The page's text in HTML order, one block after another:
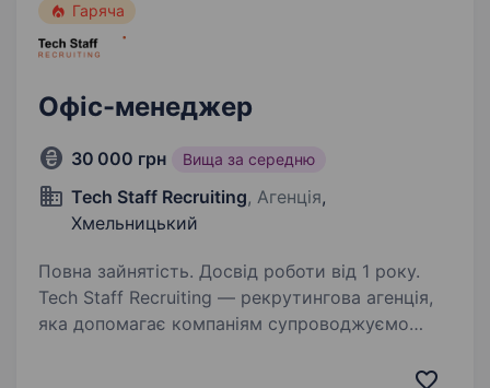
Гаряча
Офіс-менеджер
30 000 грн Вища за середню
Tech Staff Recruiting, Агенція,
Хмельницький
Повна зайнятість. Досвід роботи від 1 року.
Tech Staff Recruiting — рекрутингова агенція,
яка допомагає компаніям супроводжуємо